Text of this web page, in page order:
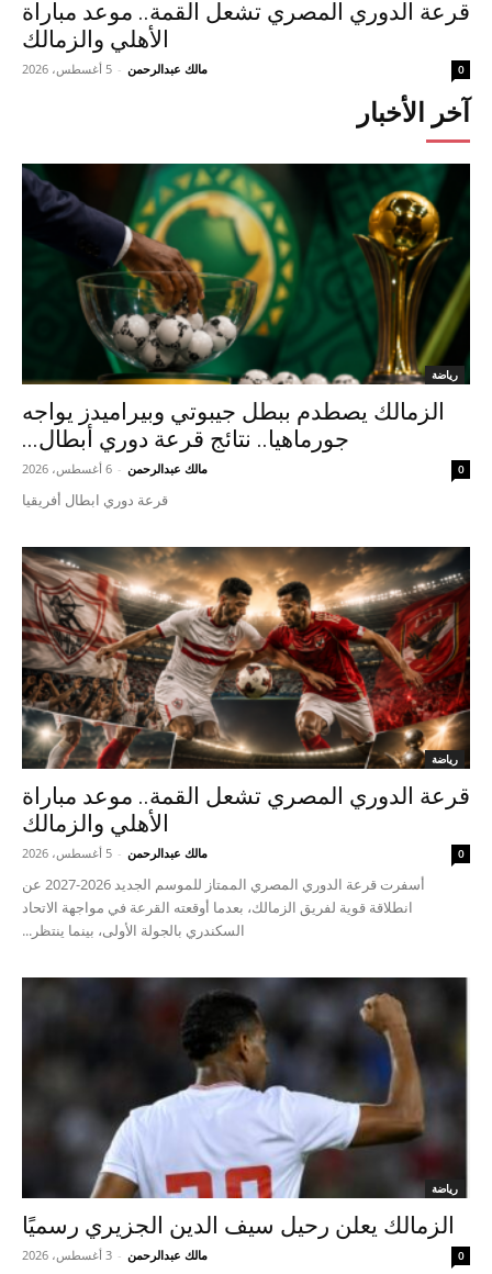
قرعة الدوري المصري تشعل القمة.. موعد مباراة
الأهلي والزمالك
مالك عبدالرحمن - 5 أغسطس، 2026 0
آخر الأخبار
رياضة
الزمالك يصطدم ببطل جيبوتي وبيراميدز يواجه
جورماهيا.. نتائج قرعة دوري أبطال...
مالك عبدالرحمن - 6 أغسطس، 2026 0
قرعة دوري ابطال أفريقيا
رياضة
قرعة الدوري المصري تشعل القمة.. موعد مباراة
الأهلي والزمالك
مالك عبدالرحمن - 5 أغسطس، 2026 0
أسفرت قرعة الدوري المصري الممتاز للموسم الجديد 2026-2027 عن
انطلاقة قوية لفريق الزمالك، بعدما أوقعته القرعة في مواجهة الاتحاد
السكندري بالجولة الأولى، بينما ينتظر...
رياضة
الزمالك يعلن رحيل سيف الدين الجزيري رسميًا
مالك عبدالرحمن - 3 أغسطس، 2026 0